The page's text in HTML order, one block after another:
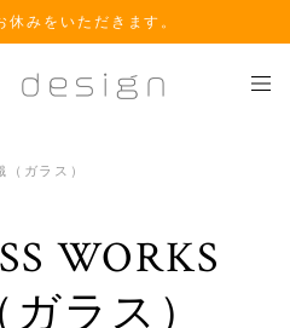
休みをいただきます。
ガラス）
WORKS
ラス）